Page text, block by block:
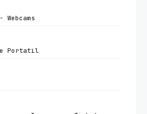
Webcams
Portatil